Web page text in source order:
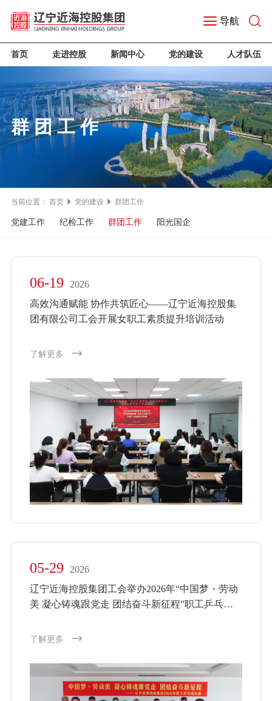
导航
首页 走进控股 新闻中心 党的建设 人才队伍
群团工作
当前位置： 首页 党的建设 群团工作
党建工作 纪检工作 群团工作 阳光国企
06-19
2026
高效沟通赋能 协作共筑匠心——辽宁近海控股集
团有限公司工会开展女职工素质提升培训活动
了解更多
05-29
2026
辽宁近海控股集团工会举办2026年“中国梦・劳动
美 凝心铸魂跟党走 团结奋斗新征程”职工乒乓球
了解更多